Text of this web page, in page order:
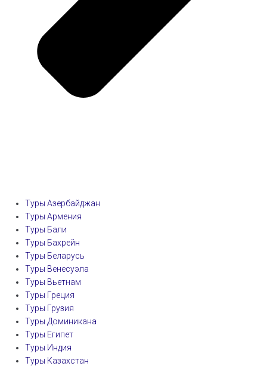
Туры Азербайджан
Туры Армения
Туры Бали
Туры Бахрейн
Туры Беларусь
Туры Венесуэла
Туры Вьетнам
Туры Греция
Туры Грузия
Туры Доминикана
Туры Египет
Туры Индия
Туры Казахстан